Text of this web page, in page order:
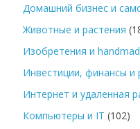
Домашний бизнес и
Животные и растения
Изобретения и
Инвестиции, финансы и
Интернет и удаленная
Компьютеры и IT (102)